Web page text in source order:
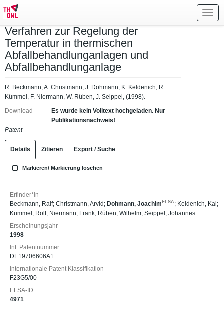
Verfahren zur Regelung der
Temperatur in thermischen
Abfallbehandlunganlagen und
Abfallbehandlunganlage
R. Beckmann, A. Christmann, J. Dohmann, K. Keldenich, R.
Kümmel, F. Niermann, W. Rüben, J. Seippel, (1998).
Download
Es wurde kein Volltext hochgeladen. Nur
Publikationsnachweis!
Patent
Details Zitieren Export / Suche
Markieren/ Markierung löschen
Erfinder*in
Beckmann, Ralf; Christmann, Arvid ; Dohmann, Joachim ELSA ; Keldenich, Kai;
Kümmel, Rolf; Niermann, Frank; Rüben, Wilhelm; Seippel, Johannes
Erscheinungsjahr
1998
Int. Patentnummer
DE19706606A1
Internationale Patent Klassifikation
F23G5/00
ELSA-ID
4971